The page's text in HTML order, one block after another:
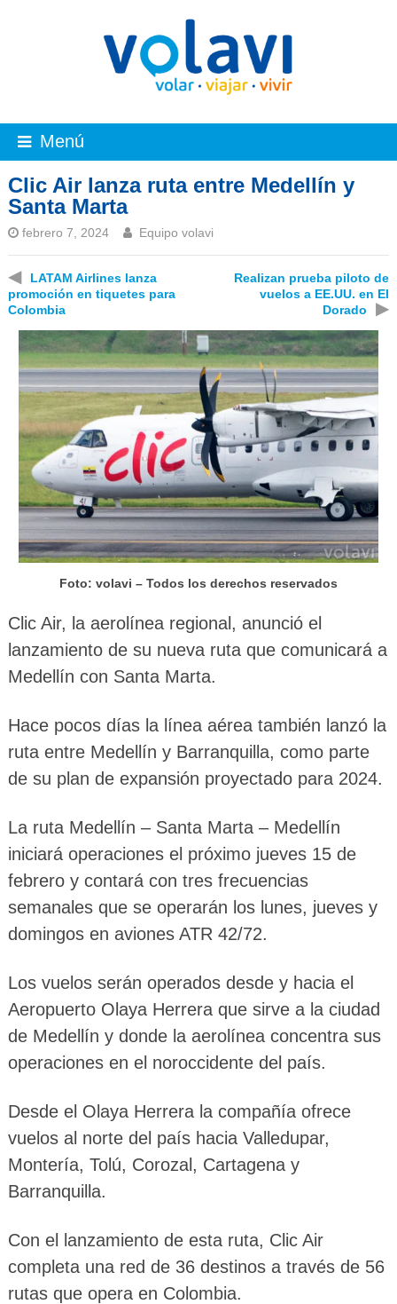
Menú
Clic Air lanza ruta entre Medellín y
Santa Marta
febrero 7, 2024 Equipo volavi
◀
LATAM Airlines lanza
promoción en tiquetes para
Colombia
Realizan prueba piloto de
vuelos a EE.UU. en El
Dorado
▶
Foto: volavi – Todos los derechos reservados
Clic Air, la aerolínea regional, anunció el
lanzamiento de su nueva ruta que comunicará a
Medellín con Santa Marta.
Hace pocos días la línea aérea también lanzó la
ruta entre Medellín y Barranquilla, como parte
de su plan de expansión proyectado para 2024.
La ruta Medellín – Santa Marta – Medellín
iniciará operaciones el próximo jueves 15 de
febrero y contará con tres frecuencias
semanales que se operarán los lunes, jueves y
domingos en aviones ATR 42/72.
Los vuelos serán operados desde y hacia el
Aeropuerto Olaya Herrera que sirve a la ciudad
de Medellín y donde la aerolínea concentra sus
operaciones en el noroccidente del país.
Desde el Olaya Herrera la compañía ofrece
vuelos al norte del país hacia Valledupar,
Montería, Tolú, Corozal, Cartagena y
Barranquilla.
Con el lanzamiento de esta ruta, Clic Air
completa una red de 36 destinos a través de 56
rutas que opera en Colombia.